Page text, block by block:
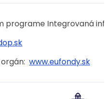
programe Integrovaná
www.eufondy.sk